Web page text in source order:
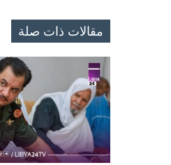
مقالات ذات صلة